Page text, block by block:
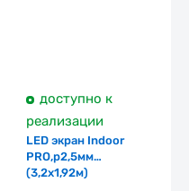
доступно к
реализации
LED экран Indoor
PRO,p2,5мм
(3,2х1,92м)